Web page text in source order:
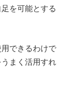
を可能とする
できるわけで
まく活用すれ